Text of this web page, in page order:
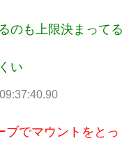
のも上限決まってる
い
ブでマウントをとっ